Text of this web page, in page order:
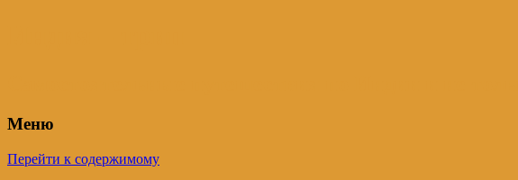
Меню
Перейти к содержимому